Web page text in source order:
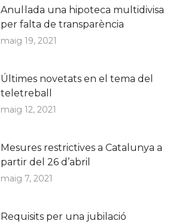
Anul·lada una hipoteca multidivisa
per falta de transparència
maig 19, 2021
Últimes novetats en el tema del
teletreball
maig 12, 2021
Mesures restrictives a Catalunya a
partir del 26 d’abril
maig 7, 2021
Requisits per una jubilació